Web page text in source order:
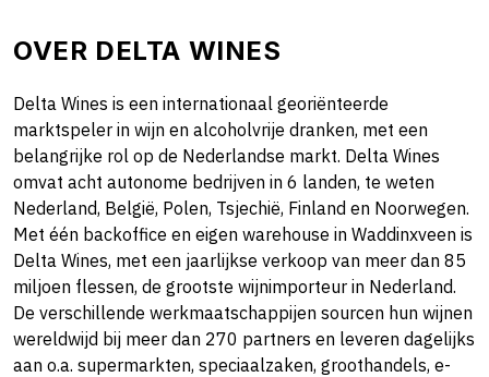
OVER DELTA WINES
Delta Wines is een internationaal georiënteerde
marktspeler in wijn en alcoholvrije dranken, met een
belangrijke rol op de Nederlandse markt. Delta Wines
omvat acht autonome bedrijven in 6 landen, te weten
Nederland, België, Polen, Tsjechië, Finland en Noorwegen.
Met één backoffice en eigen warehouse in Waddinxveen is
Delta Wines, met een jaarlijkse verkoop van meer dan 85
miljoen flessen, de grootste wijnimporteur in Nederland.
De verschillende werkmaatschappijen sourcen hun wijnen
wereldwijd bij meer dan 270 partners en leveren dagelijks
aan o.a. supermarkten, speciaalzaken, groothandels, e-